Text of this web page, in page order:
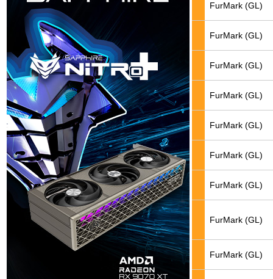
FurMark (GL)
FurMark (GL)
FurMark (GL)
FurMark (GL)
FurMark (GL)
FurMark (GL)
FurMark (GL)
FurMark (GL)
FurMark (GL)